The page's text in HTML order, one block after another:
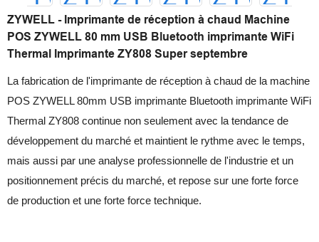
ZYWELL - Imprimante de réception à chaud Machine
POS ZYWELL 80 mm USB Bluetooth imprimante WiFi
Thermal Imprimante ZY808 Super septembre
La fabrication de l'imprimante de réception à chaud de la machine
POS ZYWELL 80mm USB imprimante Bluetooth imprimante WiFi
Thermal ZY808 continue non seulement avec la tendance de
développement du marché et maintient le rythme avec le temps,
mais aussi par une analyse professionnelle de l'industrie et un
positionnement précis du marché, et repose sur une forte force
de production et une forte force technique.